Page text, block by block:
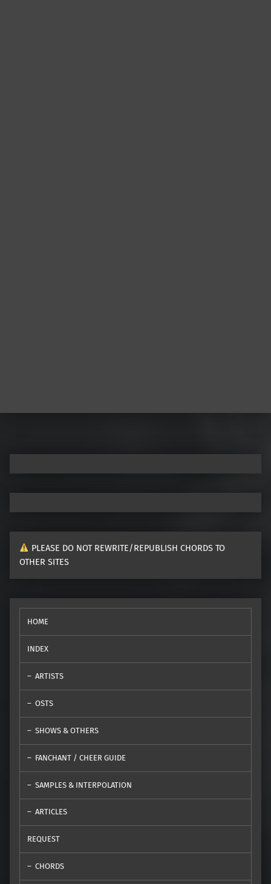
PLEASE DO NOT REWRITE/REPUBLISH CHORDS TO
OTHER SITES
HOME
INDEX
ARTISTS
OSTS
SHOWS & OTHERS
FANCHANT / CHEER GUIDE
SAMPLES & INTERPOLATION
ARTICLES
REQUEST
CHORDS